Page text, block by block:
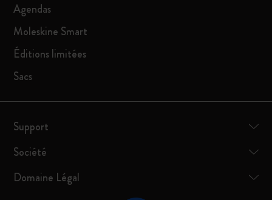
Agendas
Moleskine Smart
Éditions limitées
Sacs
Support
Société
Domaine Légal